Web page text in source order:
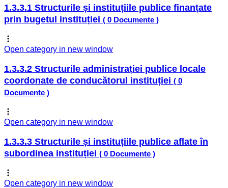
1.3.3.1 Structurile și instituțiile publice finanțate
prin bugetul instituției ( 0 Documente )
Open category in new window
1.3.3.2 Structurile administrației publice locale
coordonate de conducătorul instituției ( 0
Documente )
Open category in new window
1.3.3.3 Structurile și instituțiile publice aflate în
subordinea instituției ( 0 Documente )
Open category in new window